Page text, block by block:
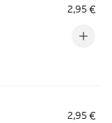
2,95 €
2,95 €